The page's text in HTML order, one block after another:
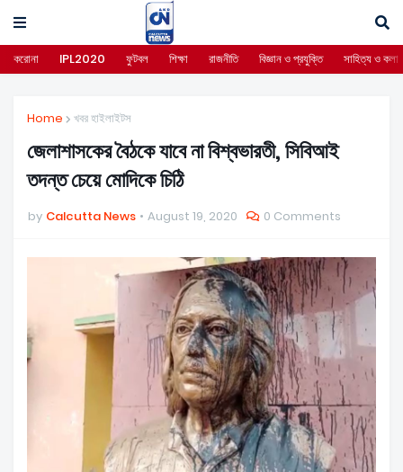
করোনা IPL2020 ফুটবল শিক্ষা রাজনীতি বিজ্ঞান ও প্রযুক্তি সাহিত্য ও কলা
Home খবর হাইলাইটস
জেলাশাসকের বৈঠকে যাবে না বিশ্বভারতী, সিবিআই
তদন্ত চেয়ে মোদিকে চিঠি
by Calcutta News August 19, 2020 0 Comments